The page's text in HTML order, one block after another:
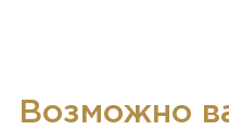
Возможно